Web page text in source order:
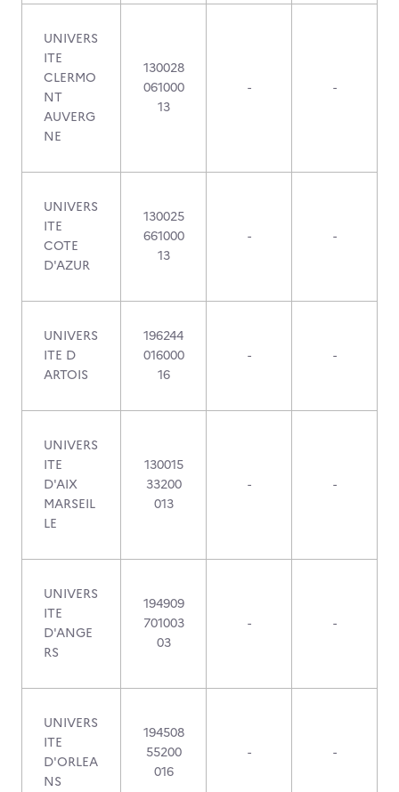
UNIVERS
ITE
CLERMO
NT
AUVERG
NE
130028
061000
13
- -
UNIVERS
ITE
COTE
D'AZUR
130025
661000
13
- -
UNIVERS
ITE D
ARTOIS
196244
016000
16
- -
UNIVERS
ITE
D'AIX
MARSEIL
LE
130015
33200
013
- -
UNIVERS
ITE
D'ANGE
RS
194909
701003
03
- -
UNIVERS
ITE
D'ORLEA
NS
194508
55200
016
- -